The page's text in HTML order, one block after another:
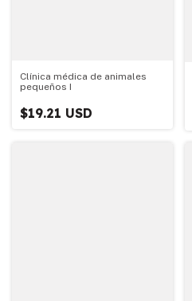
Clínica médica de animales
pequeños I
$19.21 USD